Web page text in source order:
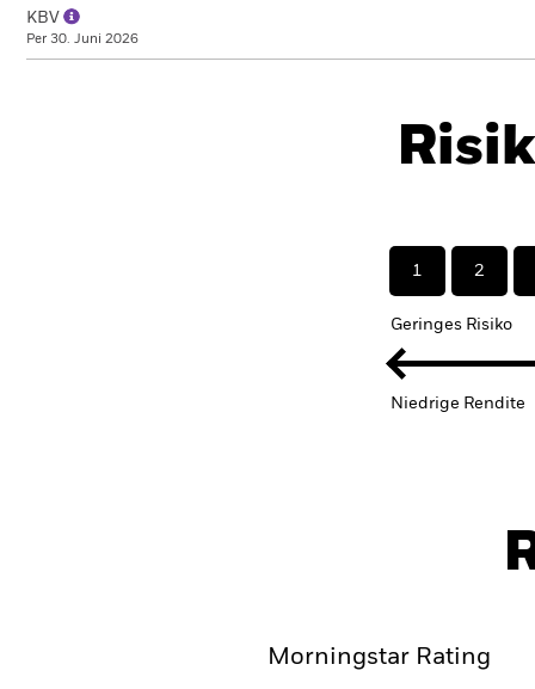
KBV
Per 30. Juni 2026
1 2
Geringes Risiko
Niedrige Rendite
Morningstar Rating